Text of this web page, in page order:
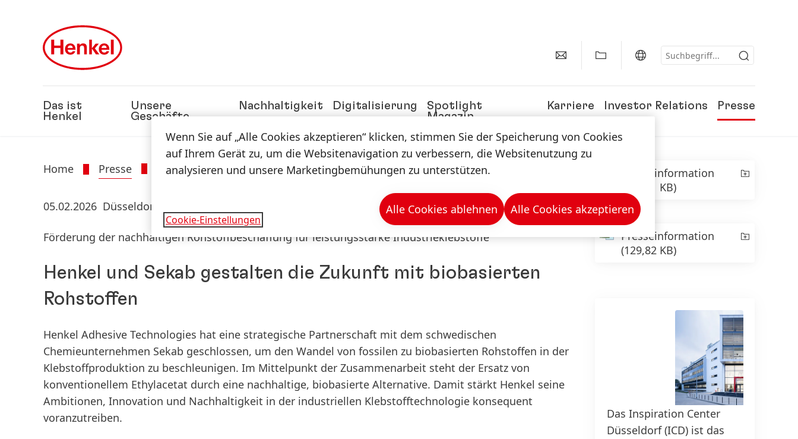
Das ist
Henkel
ziel­gerichtet zu gestalten. Erfahre,
wie wir Wandel als Chance nutzen
und Inno­vation, Nachhaltigkeit &
Ver­ant­wor­tung voran­treiben, um
eine bessere Zukunft zu schaffen.
Unsere
Geschäfte
Nachhaltigkeit Digitalisierung
Spotlight
Magazin
Karriere Investor Relations Presse
Home Presse Presseinformationen & -mappen
05.02.2026 Düsseldorf
Förderung der nachhaltigen Rohstoffbeschaffung für leistungsstarke Industrieklebstoffe
Henkel und Sekab gestalten die Zukunft mit biobasierten
Rohstoffen
Henkel Adhesive Technologies hat eine strategische Partnerschaft mit dem schwedischen
Chemieunternehmen Sekab geschlossen, um den Wandel von fossilen zu biobasierten Rohstoffen in der
Klebstoffproduktion zu beschleunigen. Im Mittelpunkt der Zusammenarbeit steht der Ersatz von
konventionellem Ethylacetat durch eine nachhaltige, biobasierte Alternative. Damit stärkt Henkel seine
Ambitionen, Innovation und Nachhaltigkeit in der industriellen Klebstofftechnologie konsequent
voranzutreiben.
Presseinformation
(513,01 KB)
Presseinformation
(129,82 KB)
Das Inspiration Center
Düsseldorf(ICD) ist das
Wenn Sie auf „Alle Cookies akzeptieren“ klicken, stimmen Sie der Speicherung von Cookies
auf Ihrem Gerät zu, um die Websitenavigation zu verbessern, die Websitenutzung zu
analysieren und unsere Marketingbemühungen zu unterstützen.
Cookie-Einstellungen
Alle Cookies ablehnen Alle Cookies akzeptieren